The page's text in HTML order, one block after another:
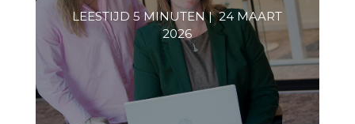
LEESTIJD 5 MINUTEN | 24 MAART
2026